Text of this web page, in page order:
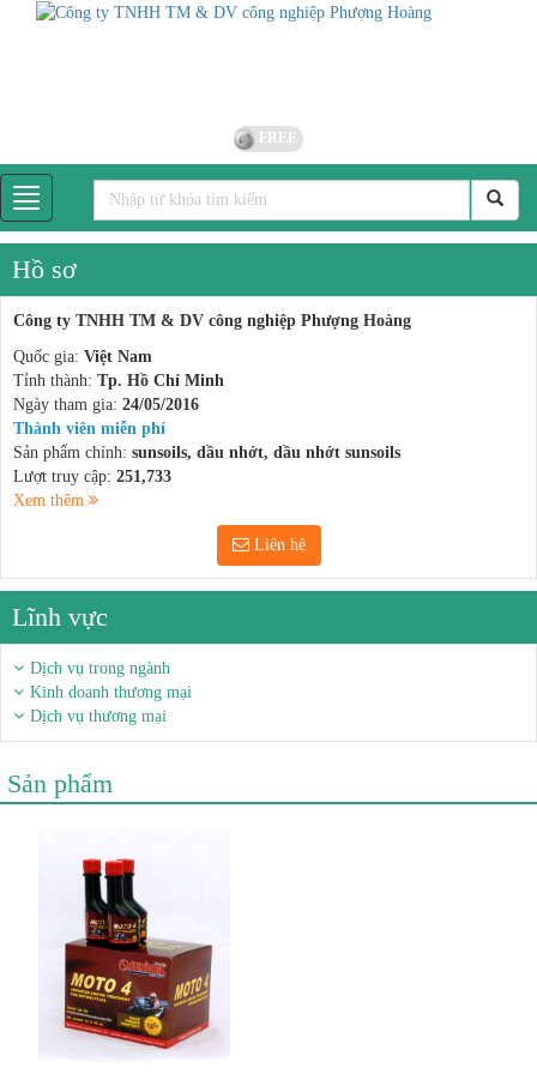
FREE
Hồ sơ
Công ty TNHH TM & DV công nghiệp Phượng Hoàng
Quốc gia: Việt Nam
Tỉnh thành: Tp. Hồ Chí Minh
Ngày tham gia: 24/05/2016
Thành viên miễn phí
Sản phẩm chính: sunsoils, dầu nhớt, dầu nhớt sunsoils
Lượt truy cập: 251,733
Xem thêm
Liên hệ
Lĩnh vực
Dịch vụ trong ngành
Kinh doanh thương mại
Dịch vụ thương mại
Sản phẩm